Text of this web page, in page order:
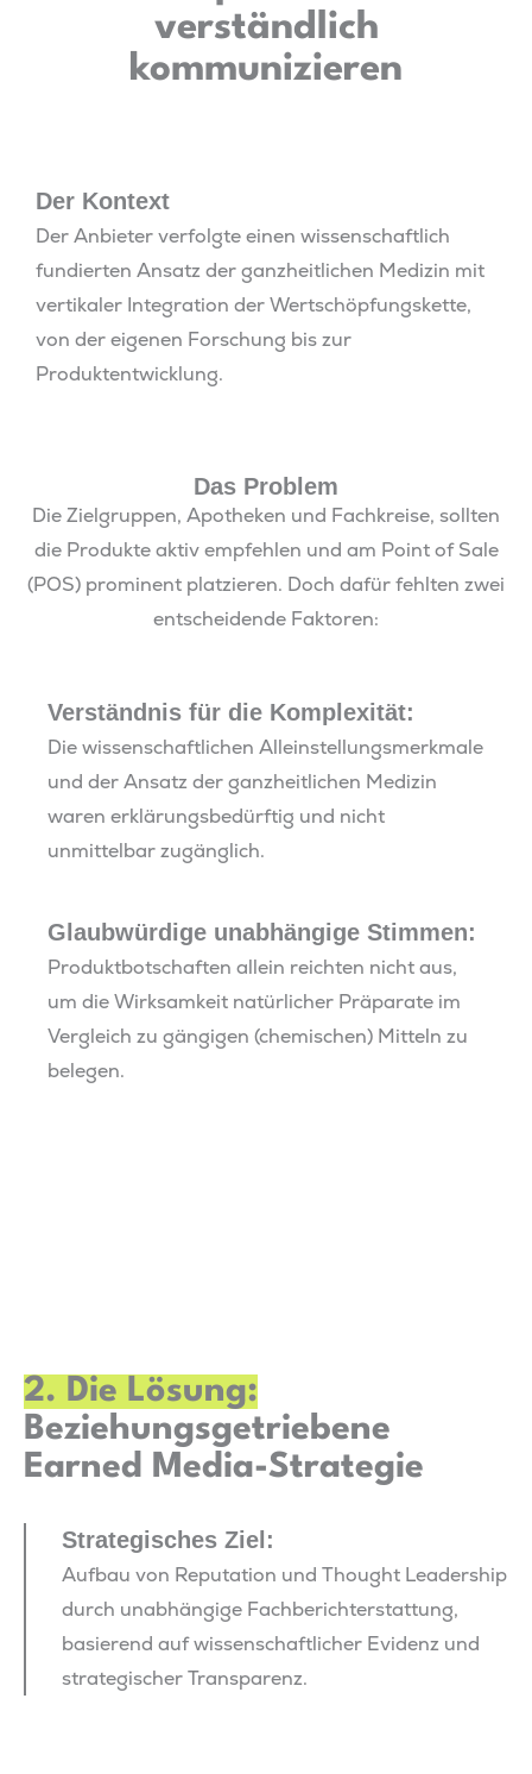
verständlich
kommunizieren
Der Kontext
Der Anbieter verfolgte einen wissenschaftlich
fundierten Ansatz der ganzheitlichen Medizin mit
vertikaler Integration der Wertschöpfungskette,
von der eigenen Forschung bis zur
Produktentwicklung.
Das Problem
Die Zielgruppen, Apotheken und Fachkreise, sollten
die Produkte aktiv empfehlen und am Point of Sale
(POS) prominent platzieren. Doch dafür fehlten zwei
entscheidende Faktoren:
Verständnis für die Komplexität:
Die wissenschaftlichen Alleinstellungsmerkmale
und der Ansatz der ganzheitlichen Medizin
waren erklärungsbedürftig und nicht
unmittelbar zugänglich.
Glaubwürdige unabhängige Stimmen:
Produktbotschaften allein reichten nicht aus,
um die Wirksamkeit natürlicher Präparate im
Vergleich zu gängigen (chemischen) Mitteln zu
belegen.
2. Die Lösung:
Beziehungsgetriebene
Earned Media-Strategie
Strategisches Ziel:
Aufbau von Reputation und Thought Leadership
durch unabhängige Fachberichterstattung,
basierend auf wissenschaftlicher Evidenz und
strategischer Transparenz.